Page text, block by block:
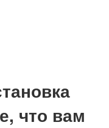
что вам